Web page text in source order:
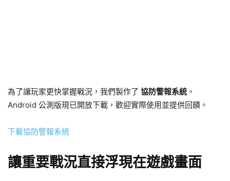
為了讓玩家更快掌握戰況，我們製作了 協防警報系統 。
Android 公測版現已開放下載，歡迎實際使用並提供回饋。
下載協防警報系統
讓重要戰況直接浮現在遊戲畫面